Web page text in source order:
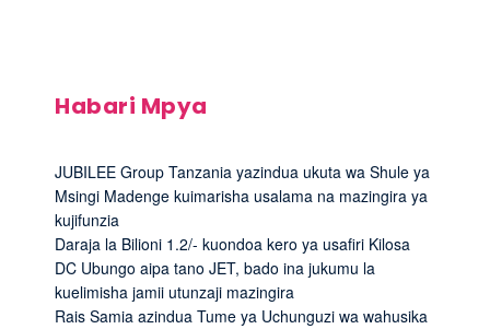
Habari Mpya
JUBILEE Group Tanzania yazindua ukuta wa Shule ya
Msingi Madenge kuimarisha usalama na mazingira ya
kujifunzia
Daraja la Bilioni 1.2/- kuondoa kero ya usafiri Kilosa
DC Ubungo aipa tano JET, bado ina jukumu la
kuelimisha jamii utunzaji mazingira
Rais Samia azindua Tume ya Uchunguzi wa wahusika